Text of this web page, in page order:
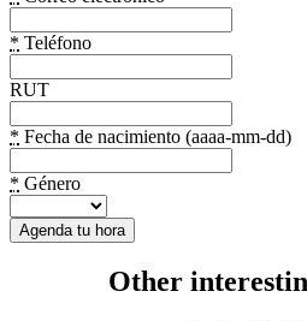
* Teléfono
RUT
* Fecha de nacimiento (aaaa-mm-dd)
* Género
Other